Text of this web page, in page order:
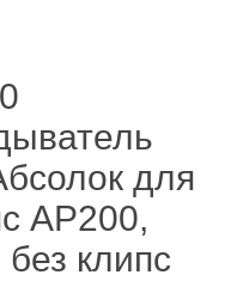
для
AP200,
клипс